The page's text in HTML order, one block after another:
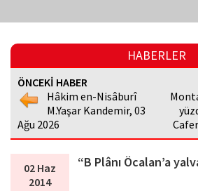
HABERLER
ÖNCEKİ HABER
Hâkim en-Nisâburî
M.Yaşar Kandemir, 03
Ağu 2026
02 Haz
2014
“B Plânı Öcalan’a